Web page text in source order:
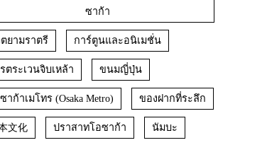
ซาก้า
ยามราตรี การ์ตูนและอนิเมชั่น
ตระเวนจิบเหล้า ขนมญี่ปุ่น
าก้าเมโทร (Osaka Metro) ของฝากที่ระลึก
文化 ปราสาทโอซาก้า นัมบะ